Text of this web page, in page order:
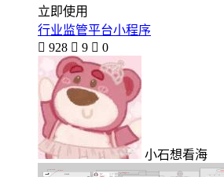
立即使用
行业监管平台小程序
 928  9  0
小石想看海